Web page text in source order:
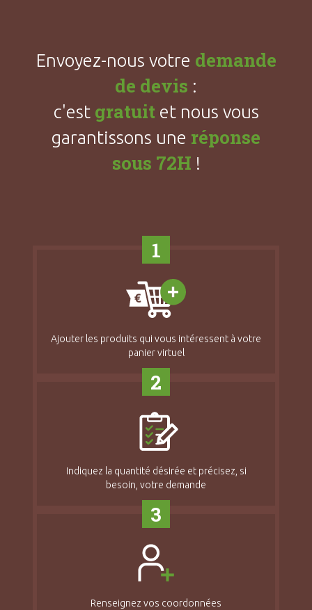
Envoyez-nous votre demande
de devis :
c'est gratuit et nous vous
garantissons une réponse
sous 72H !
1
Ajouter les produits qui vous intéressent à votre
panier virtuel
2
Indiquez la quantité désirée et précisez, si
besoin, votre demande
3
Renseignez vos coordonnées